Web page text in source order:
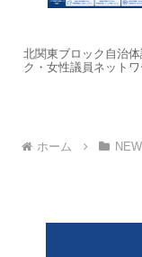
北関東ブロック自治
ク・女性議員ネット
ホーム